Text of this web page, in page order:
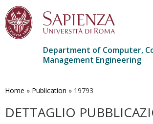
main
Department of Computer,
Management Engineering
Home » Publication » 19793
DETTAGLIO